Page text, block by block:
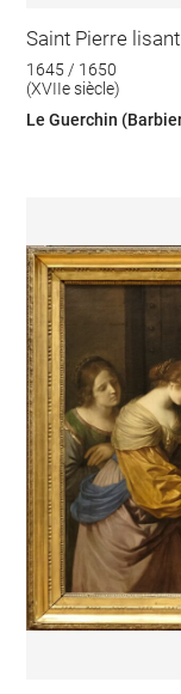
Saint Pierre lisant
1645 / 1650
(XVIIe siècle)